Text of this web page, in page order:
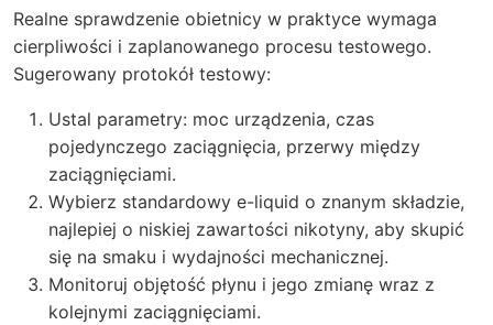
Realne sprawdzenie obietnicy w praktyce wymaga
cierpliwości i zaplanowanego procesu testowego.
Sugerowany protokół testowy:
Ustal parametry: moc urządzenia, czas
pojedynczego zaciągnięcia, przerwy między
zaciągnięciami.
Wybierz standardowy e-liquid o znanym składzie,
najlepiej o niskiej zawartości nikotyny, aby skupić
się na smaku i wydajności mechanicznej.
Monitoruj objętość płynu i jego zmianę wraz z
kolejnymi zaciągnięciami.